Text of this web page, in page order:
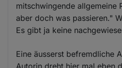
mitschwingende allgemeine
aber doch was passieren."
Es gibt ja keine
Eine äusserst befremdliche
Autorin dreht hier mal eben